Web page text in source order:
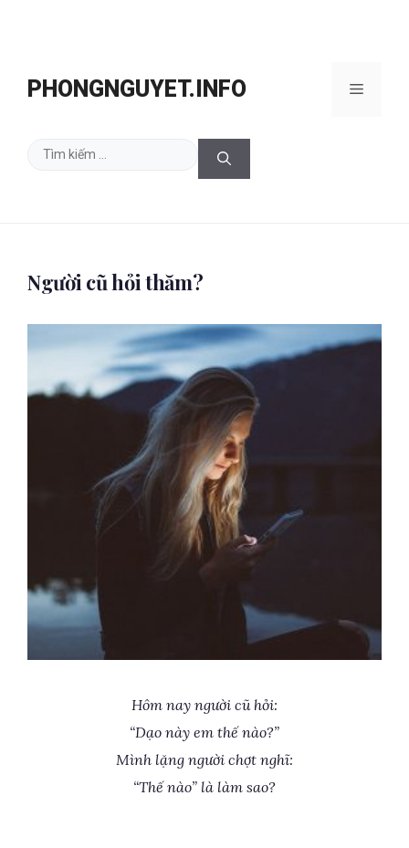
PHONGNGUYET.INFO Menu
Tìm
Người cũ hỏi thăm?
Hôm nay người cũ hỏi:
“Dạo này em thế nào?”
Mình lặng người chợt nghĩ:
“Thế nào” là làm sao?